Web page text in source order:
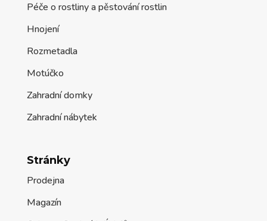
Péče o rostliny a pěstování rostlin
Hnojení
Rozmetadla
Motúčko
Zahradní domky
Zahradní nábytek
Stránky
Prodejna
Magazín